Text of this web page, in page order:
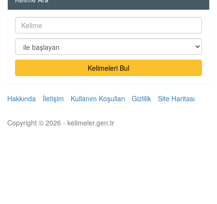
Kelimeleri Bul
Hakkında İletişim Kullanım Koşulları Gizlilik Site Haritası
Copyright © 2026 - kelimeler.gen.tr